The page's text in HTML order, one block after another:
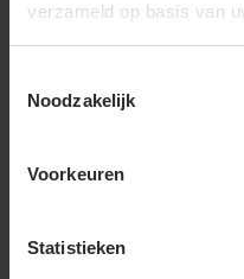
verzameld op basis van
Noodzakelijk
Voorkeuren
Statistieken